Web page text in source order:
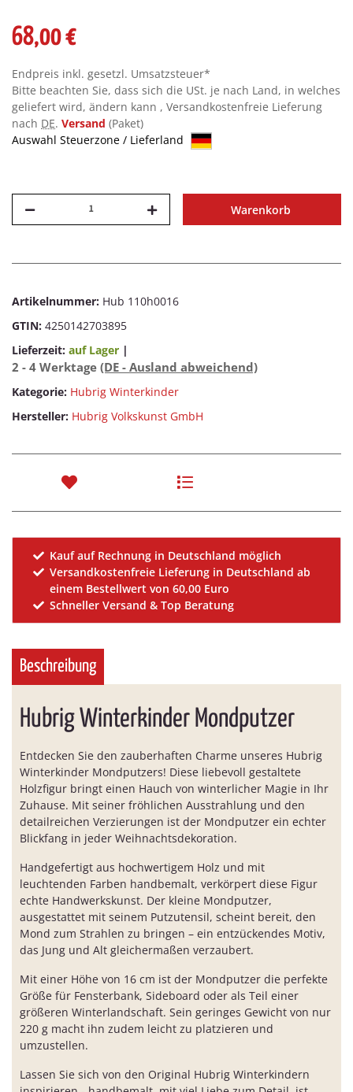
68,00 €
Endpreis inkl. gesetzl. Umsatzsteuer*
Bitte beachten Sie, dass sich die USt. je nach Land, in welches
geliefert wird, ändern kann , Versandkostenfreie Lieferung
nach DE. Versand (Paket)
Auswahl Steuerzone / Lieferland
Warenkorb
Artikelnummer: Hub 110h0016
GTIN: 4250142703895
Lieferzeit: auf Lager |
2 - 4 Werktage (DE - Ausland abweichend)
Kategorie: Hubrig Winterkinder
Hersteller: Hubrig Volkskunst GmbH
Kauf auf Rechnung in Deutschland möglich
Versandkostenfreie Lieferung in Deutschland ab
einem Bestellwert von 60,00 Euro
Schneller Versand & Top Beratung
Beschreibung
Hubrig Winterkinder Mondputzer
Entdecken Sie den zauberhaften Charme unseres Hubrig
Winterkinder Mondputzers! Diese liebevoll gestaltete
Holzfigur bringt einen Hauch von winterlicher Magie in Ihr
Zuhause. Mit seiner fröhlichen Ausstrahlung und den
detailreichen Verzierungen ist der Mondputzer ein echter
Blickfang in jeder Weihnachtsdekoration.
Handgefertigt aus hochwertigem Holz und mit
leuchtenden Farben handbemalt, verkörpert diese Figur
echte Handwerkskunst. Der kleine Mondputzer,
ausgestattet mit seinem Putzutensil, scheint bereit, den
Mond zum Strahlen zu bringen – ein entzückendes Motiv,
das Jung und Alt gleichermaßen verzaubert.
Mit einer Höhe von 16 cm ist der Mondputzer die perfekte
Größe für Fensterbank, Sideboard oder als Teil einer
größeren Winterlandschaft. Sein geringes Gewicht von nur
220 g macht ihn zudem leicht zu platzieren und
umzustellen.
Lassen Sie sich von den Original Hubrig Winterkindern